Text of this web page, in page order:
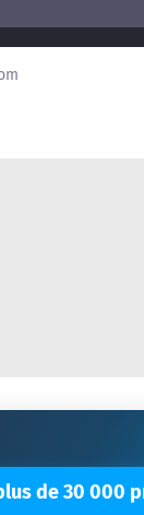
de 30 000